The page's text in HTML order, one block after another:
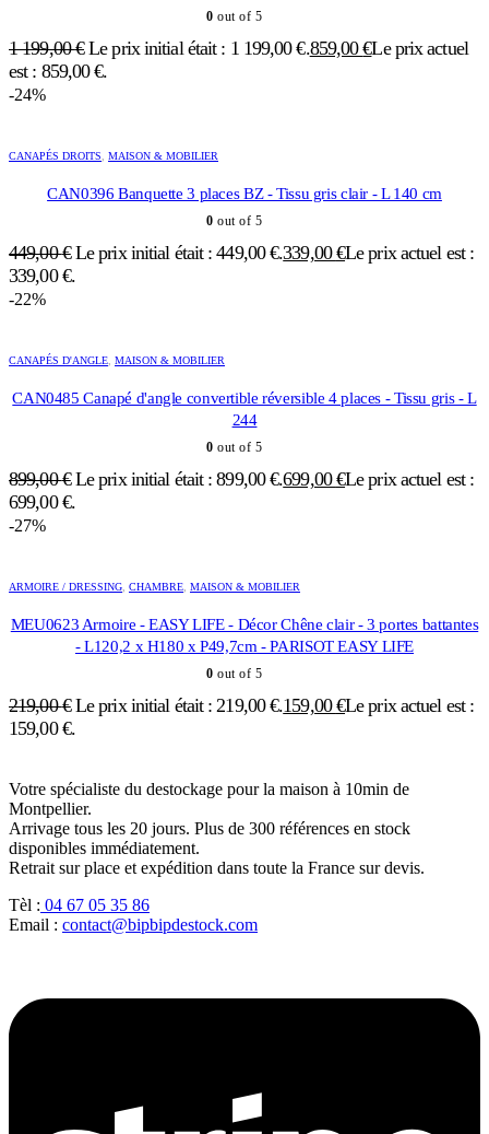
0 out of 5
1 199,00€ Le prix initial était : 1 199,00 €.859,00€Le prix actuel
est : 859,00 €.
-24%
CANAPÉS DROITS, MAISON & MOBILIER
CAN0396 Banquette 3 places BZ - Tissu gris clair - L 140 cm
0 out of 5
449,00€ Le prix initial était : 449,00 €.339,00€Le prix actuel est :
339,00 €.
-22%
CANAPÉS D'ANGLE, MAISON & MOBILIER
CAN0485 Canapé d'angle convertible réversible 4 places - Tissu gris - L
244
0 out of 5
899,00€ Le prix initial était : 899,00 €.699,00€Le prix actuel est :
699,00 €.
-27%
ARMOIRE / DRESSING, CHAMBRE, MAISON & MOBILIER
MEU0623 Armoire - EASY LIFE - Décor Chêne clair - 3 portes battantes
- L120,2 x H180 x P49,7cm - PARISOT EASY LIFE
0 out of 5
219,00€ Le prix initial était : 219,00 €.159,00€Le prix actuel est :
159,00 €.
Votre spécialiste du destockage pour la maison à 10min de
Montpellier.
Arrivage tous les 20 jours. Plus de 300 références en stock
disponibles immédiatement.
Retrait sur place et expédition dans toute la France sur devis.
Tèl : 04 67 05 35 86
Email : contact@bipbipdestock.com